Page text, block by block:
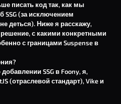
писать код так, как мы
SSG (за исключением
деться). Ниже я расскажу,
с какими конкретными
с границами Suspense в
SSG в Foony, я,
(отраслевой стандарт), Vike и